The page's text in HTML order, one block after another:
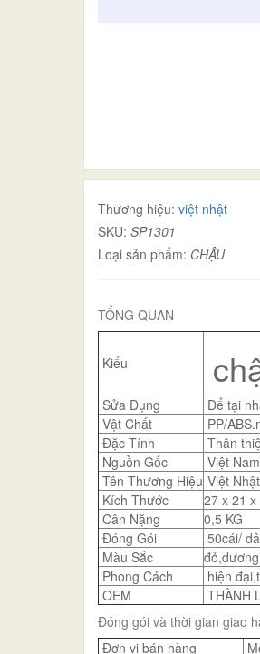
Thương hiệu: việt nhật
SKU: SP1301
Loại sản phẩm: CHẬU
TỔNG QUAN
Kiểu
Sửa Dụng
Để tại
Vật Chất
PP/
Đặc Tính
Thân
Nguồn Gốc
Việt Nam
Tên Thương Hiệu Việt Nhật
Kích Thước
27 x 21 x
Cân Nặng
0,5 KG
Đóng Gói
50cái/
Màu Sắc
đỏ,dương
Phong Cách
hiện
OEM
THÀNH
Đóng gói và thời gian giao
Đơn vị bán hàng